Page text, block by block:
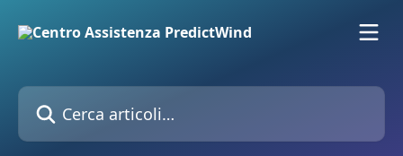
Cerca articoli…